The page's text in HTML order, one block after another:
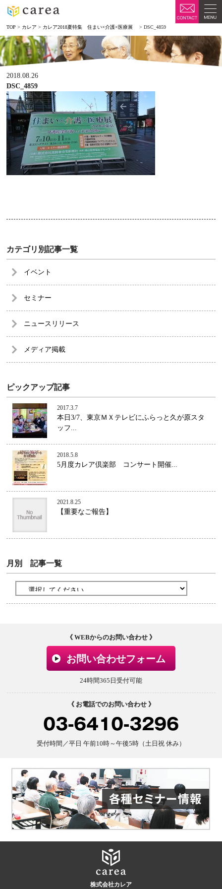
TOP > カレア > カレア2018夏特集 住まい×介護×医療展 >DSC_4859
2018.08.26
DSC_4859
カテゴリ別記事一覧
イベント
セミナー
ニュースリリース
メディア掲載
ピックアップ記事
2017.3.7
本日3/7、東京ＭＸテレビにふらっと久が原スタ
ッフ...
2018.5.8
5月度カレア倶楽部 コンサート開催...
2021.8.25
【重要なご報告】
月別 記事一覧
《 WEBからのお問い合わせ 》
お問い合わせフォーム
24時間365日受付可能
《 お電話でのお問い合わせ 》
03-6410-3296
受付時間／平日 午前10時～午後5時（土日祝 休み）
株式会社カレア